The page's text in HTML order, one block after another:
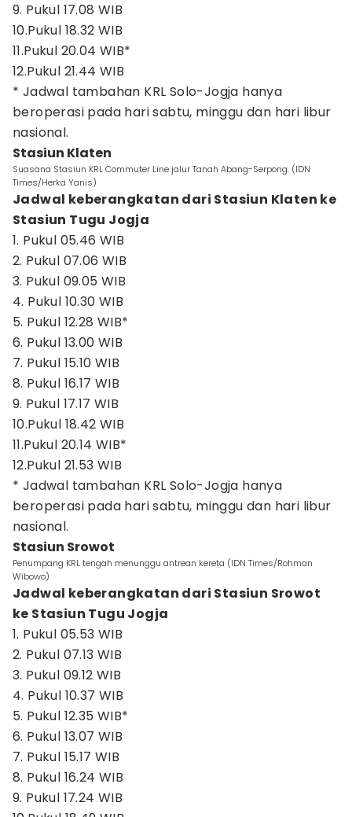
9. Pukul 17.08 WIB
10.Pukul 18.32 WIB
11.Pukul 20.04 WIB*
12.Pukul 21.44 WIB
* Jadwal tambahan KRL Solo-Jogja hanya
beroperasi pada hari sabtu, minggu dan hari libur
nasional.
Stasiun Klaten
Suasana Stasiun KRL Commuter Line jalur Tanah Abang-Serpong. (IDN
Times/Herka Yanis)
Jadwal keberangkatan dari Stasiun Klaten ke
Stasiun Tugu Jogja
1. Pukul 05.46 WIB
2. Pukul 07.06 WIB
3. Pukul 09.05 WIB
4. Pukul 10.30 WIB
5. Pukul 12.28 WIB*
6. Pukul 13.00 WIB
7. Pukul 15.10 WIB
8. Pukul 16.17 WIB
9. Pukul 17.17 WIB
10.Pukul 18.42 WIB
11.Pukul 20.14 WIB*
12.Pukul 21.53 WIB
* Jadwal tambahan KRL Solo-Jogja hanya
beroperasi pada hari sabtu, minggu dan hari libur
nasional.
Stasiun Srowot
Penumpang KRL tengah menunggu antrean kereta (IDN Times/Rohman
Wibowo)
Jadwal keberangkatan dari Stasiun Srowot
ke Stasiun Tugu Jogja
1. Pukul 05.53 WIB
2. Pukul 07.13 WIB
3. Pukul 09.12 WIB
4. Pukul 10.37 WIB
5. Pukul 12.35 WIB*
6. Pukul 13.07 WIB
7. Pukul 15.17 WIB
8. Pukul 16.24 WIB
9. Pukul 17.24 WIB